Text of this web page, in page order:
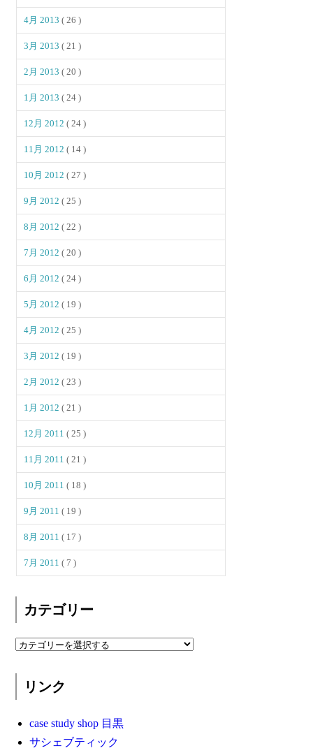
4月 2013( 26 )
3月 2013( 21 )
2月 2013( 20 )
1月 2013( 24 )
12月 2012( 24 )
11月 2012( 14 )
10月 2012( 27 )
9月 2012( 25 )
8月 2012( 22 )
7月 2012( 20 )
6月 2012( 24 )
5月 2012( 19 )
4月 2012( 25 )
3月 2012( 19 )
2月 2012( 23 )
1月 2012( 21 )
12月 2011( 25 )
11月 2011( 21 )
10月 2011( 18 )
9月 2011( 19 )
8月 2011( 17 )
7月 2011( 7 )
カテゴリー
リンク
case study shop 目黒
サシェブティック